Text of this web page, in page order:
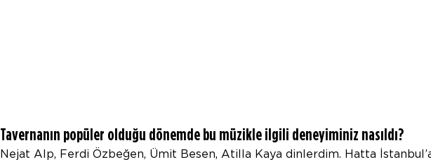
Tavernanın popüler olduğu dönemde bu müzikle ilgili deneyiminiz nasıldı?
Nejat Alp, Ferdi Özbeğen, Ümit Besen, Atilla Kaya dinlerdim. Hatta